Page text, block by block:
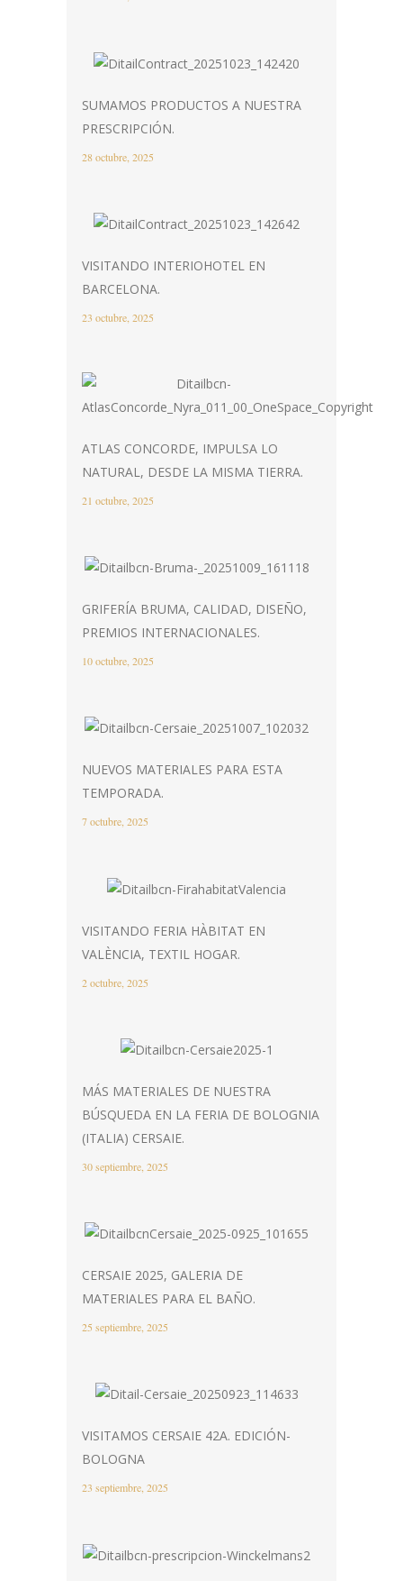
SUMAMOS PRODUCTOS A NUESTRA
PRESCRIPCIÓN.
28 octubre, 2025
VISITANDO INTERIOHOTEL EN
BARCELONA.
23 octubre, 2025
ATLAS CONCORDE, IMPULSA LO
NATURAL, DESDE LA MISMA TIERRA.
21 octubre, 2025
GRIFERÍA BRUMA, CALIDAD, DISEÑO,
PREMIOS INTERNACIONALES.
10 octubre, 2025
NUEVOS MATERIALES PARA ESTA
TEMPORADA.
7 octubre, 2025
VISITANDO FERIA HÀBITAT EN
VALÈNCIA, TEXTIL HOGAR.
2 octubre, 2025
MÁS MATERIALES DE NUESTRA
BÚSQUEDA EN LA FERIA DE BOLOGNIA
(ITALIA) CERSAIE.
30 septiembre, 2025
CERSAIE 2025, GALERIA DE
MATERIALES PARA EL BAÑO.
25 septiembre, 2025
VISITAMOS CERSAIE 42A. EDICIÓN-
BOLOGNA
23 septiembre, 2025